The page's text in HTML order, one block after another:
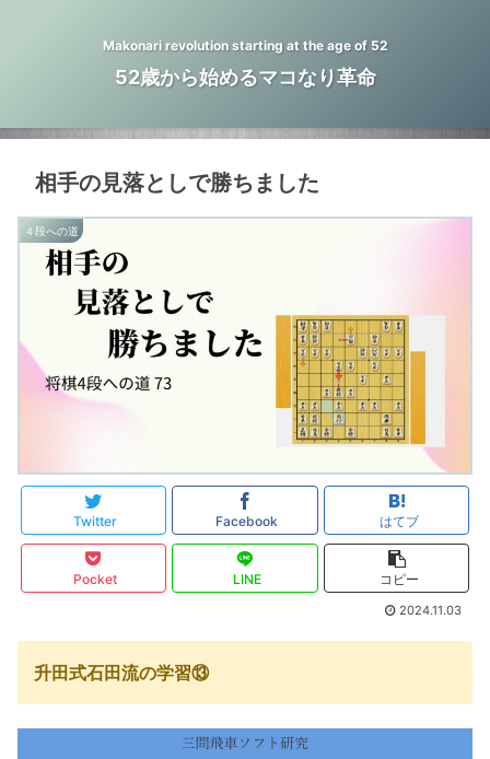
Makonari revolution starting at the age of 52
52歳から始めるマコなり革命
相手の見落としで勝ちました
４段への道
Twitter Facebook はてブ
Pocket LINE コピー
2024.11.03
升田式石田流の学習⑬